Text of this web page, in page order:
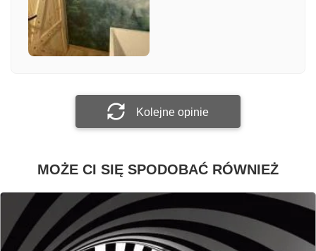
Załącz zdjęcie
Kolejne opinie
MOŻE CI SIĘ SPODOBAĆ RÓWNIEŻ